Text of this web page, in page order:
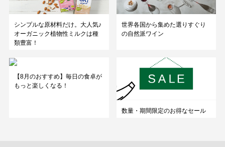
シンプルな原材料だけ。大人気♪
オーガニック植物性ミルクは種
類豊富！
世界各国から集めた選りすぐり
の自然派ワイン
【8月のおすすめ】毎日の食卓が
もっと楽しくなる！
数量・期間限定のお得なセール